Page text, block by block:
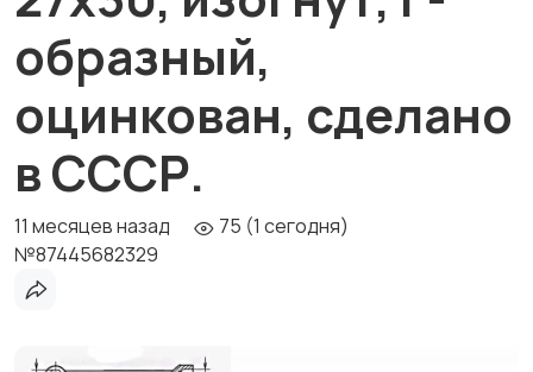
образный,
оцинкован, сделано
в СССР.
11 месяцев назад
75 (1 сегодня)
№87445682329